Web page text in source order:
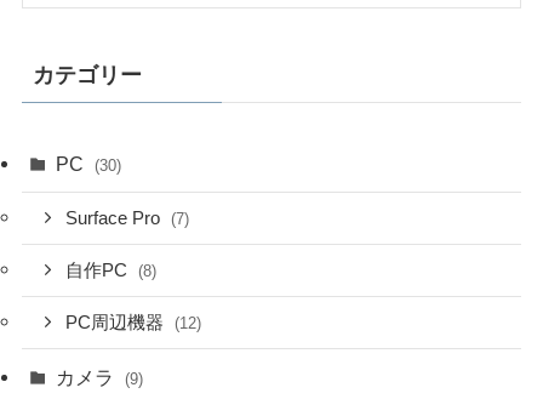
カテゴリー
PC (30)
Surface Pro (7)
自作PC (8)
PC周辺機器 (12)
カメラ (9)